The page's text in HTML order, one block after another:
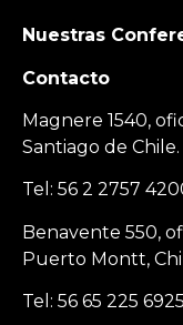
Nuestras
Contacto
Magnere 1540,
Santiago de Chile.
Tel: 56 2 2757
Benavente 550,
Puerto Montt,
Tel: 56 65 225 6925